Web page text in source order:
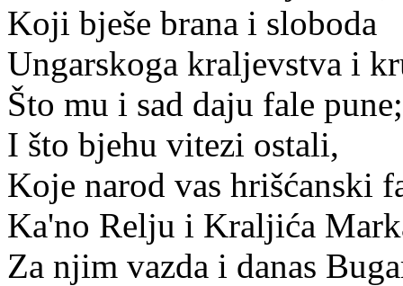
Koji bješe brana i sloboda
Ungarskoga kraljevstva i
Što mu i sad daju fale pune;
I što bjehu vitezi ostali,
Koje narod vas hrišćanski
Ka'no Relju i Kraljića
Za njim vazda i danas